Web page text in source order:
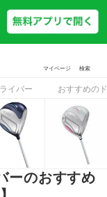
マイページ 検索
イバー おすすめの
ーのおすすめ